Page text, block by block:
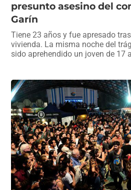
presunto asesino del
Garín
Tiene 23 años y fue apresado
vivienda. La misma noche del
sido aprehendido un joven de 17